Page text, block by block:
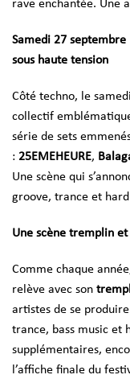
rave enchantée. Une
Samedi 27
sous haute tension
Côté techno, le
collectif
série de sets
: 25EMEHEURE,
Une scène qui
groove, trance et
Une scène tremplin
Comme chaque
relève avec son
artistes de se
trance, bass music et
supplémentaires,
l’affiche finale du